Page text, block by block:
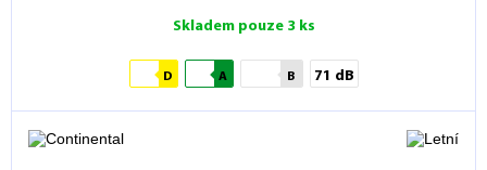
Skladem pouze 3 ks
D A B 71 dB